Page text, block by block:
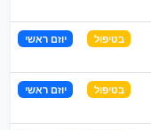
בטיפול יוזם ראשי
בטיפול יוזם ראשי